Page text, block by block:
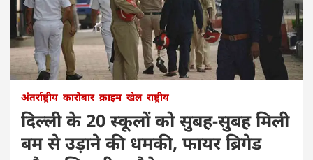
अंतर्राष्ट्रीय कारोबार क्राइम खेल राष्ट्रीय
दिल्ली के 20 स्कूलों को सुबह-सुबह मिली
बम से उड़ाने की धमकी, फायर ब्रिगेड